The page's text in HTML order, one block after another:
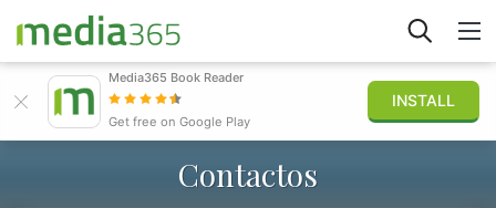
Iniciar sesión
Media365 Book Reader
Get free on Google Play
INSTALL
Contactos